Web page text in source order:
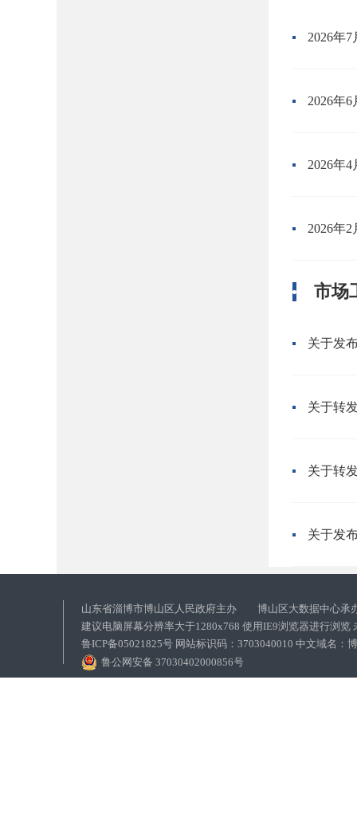
2026年
2026年
2026年
2026年
市场
山东省淄博市博山区人民政府主办 博山区大数据中心承
建议电脑屏幕分辨率大于1280x768 使用IE9浏览器进行浏览
鲁ICP备05021825号 网站标识码：3703040010 中文域名：
鲁公网安备 37030402000856号